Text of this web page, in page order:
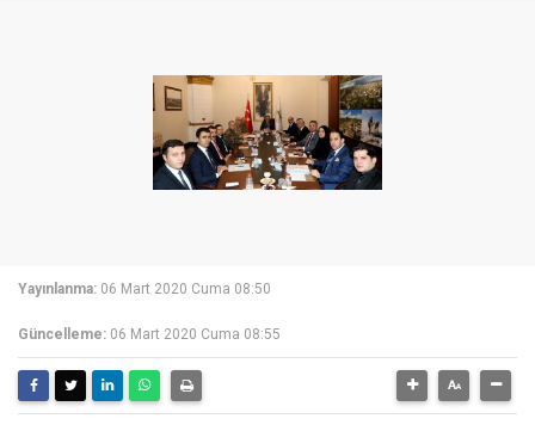
Yayınlanma: 06 Mart 2020 Cuma 08:50
Güncelleme: 06 Mart 2020 Cuma 08:55